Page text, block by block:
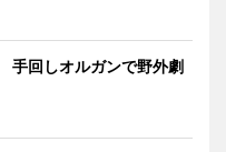
回しオルガンで野外劇